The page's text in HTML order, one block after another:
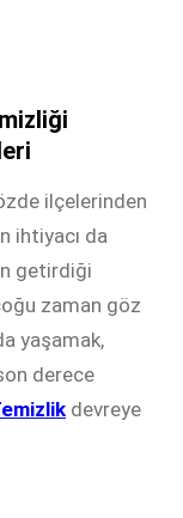
ilçelerinden
ihtiyacı da
getirdiği
zaman göz
yaşamak,
derece
devreye